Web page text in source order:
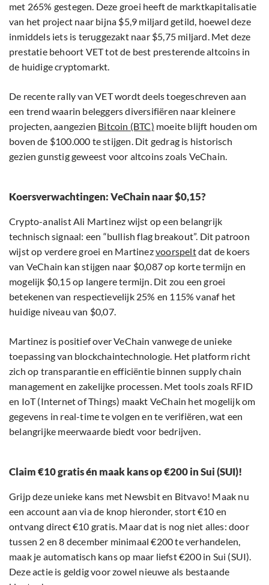
met 265% gestegen. Deze groei heeft de marktkapitalisatie
van het project naar bijna $5,9 miljard getild, hoewel deze
inmiddels iets is teruggezakt naar $5,75 miljard. Met deze
prestatie behoort VET tot de best presterende altcoins in
de huidige cryptomarkt.
De recente rally van VET wordt deels toegeschreven aan
een trend waarin beleggers diversifiëren naar kleinere
projecten, aangezien Bitcoin (BTC) moeite blijft houden om
boven de $100.000 te stijgen. Dit gedrag is historisch
gezien gunstig geweest voor altcoins zoals VeChain.
Koersverwachtingen: VeChain naar $0,15?
Crypto-analist Ali Martinez wijst op een belangrijk
technisch signaal: een “bullish flag breakout”. Dit patroon
wijst op verdere groei en Martinezvoorspeltdat de koers
van VeChain kan stijgen naar $0,087 op korte termijn en
mogelijk $0,15 op langere termijn. Dit zou een groei
betekenen van respectievelijk 25% en 115% vanaf het
huidige niveau van $0,07.
Martinez is positief over VeChain vanwege de unieke
toepassing van blockchaintechnologie. Het platform richt
zich op transparantie en efficiëntie binnen supply chain
management en zakelijke processen. Met tools zoals RFID
en IoT (Internet of Things) maakt VeChain het mogelijk om
gegevens in real-time te volgen en te verifiëren, wat een
belangrijke meerwaarde biedt voor bedrijven.
Claim €10 gratis én maak kans op €200 in Sui (SUI)!
Grijp deze unieke kans met Newsbit en Bitvavo! Maak nu
een account aan via de knop hieronder, stort €10 en
ontvang direct €10 gratis. Maar dat is nog niet alles: door
tussen 2 en 8 december minimaal €200 te verhandelen,
maak je automatisch kans op maar liefst €200 in Sui (SUI).
Deze actie is geldig voor zowel nieuwe als bestaande